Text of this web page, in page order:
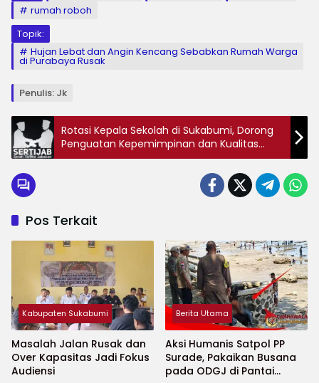
rumah roboh
Topik:
Hujan Lebat dan Angin Kencang Sebabkan Rumah Warga
di Purabaya Rusak
Penulis: Jk
Rotasi Kepala Sekolah di Sukabumi, Dorong
Penguatan Kepemimpinan dan Kualitas
Pendidikan
Pos Terkait
Kabupaten Sukabumi
Masalah Jalan Rusak dan
Over Kapasitas Jadi Fokus
Audiensi
Berita Utama
Aksi Humanis Satpol PP
Surade, Pakaikan Busana
pada ODGJ di Pantai